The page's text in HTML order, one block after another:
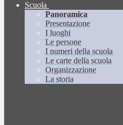
Scuola
Panoramica
Presentazione
I luoghi
Le persone
I numeri della scuola
Le carte della scuola
Organizzazione
La storia